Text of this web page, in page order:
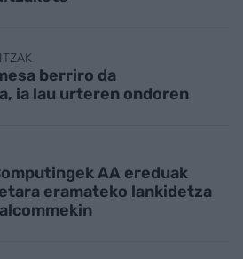
berriro da
ia lau urteren ondoren
AA ereduak
eramateko lankidetza